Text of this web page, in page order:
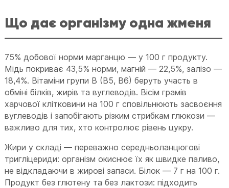
Що дає організму одна жменя
75% добової норми марганцю — у 100 г продукту.
Мідь покриває 43,5% норми, магній — 22,5%, залізо —
18,4%. Вітаміни групи B (B5, B6) беруть участь в
обміні білків, жирів та вуглеводів. Вісім грамів
харчової клітковини на 100 г сповільнюють засвоєння
вуглеводів і запобігають різким стрибкам глюкози —
важливо для тих, хто контролює рівень цукру.
Жири у складі — переважно середньоланцюгові
тригліцериди: організм окиснює їх як швидке паливо,
не відкладаючи в жирові запаси. Білок — 7 г на 100 г.
Продукт без глютену та без лактози: підходить